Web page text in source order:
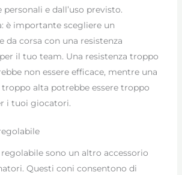
personali e dall’uso previsto.
è importante scegliere un
da corsa con una resistenza
il tuo team. Una resistenza troppo
non essere efficace, mentre una
troppo alta potrebbe essere troppo
i tuoi giocatori.
sono un altro accessorio
Questi coni consentono di